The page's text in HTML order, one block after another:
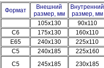
Формат
Внешний
размер, мм
Внутренний
размер, мм
105х130
90х110
С6
175х130
160х110
Е65
240x130
225x110
С5
240x185
225x160
С5
245x185 230x185